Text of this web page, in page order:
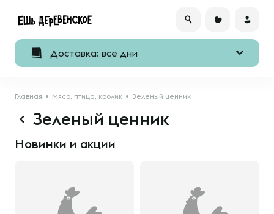
Доставка: все дни
Главная Мясо, птица, кролик Зеленый ценник
Зеленый ценник
Новинки и акции